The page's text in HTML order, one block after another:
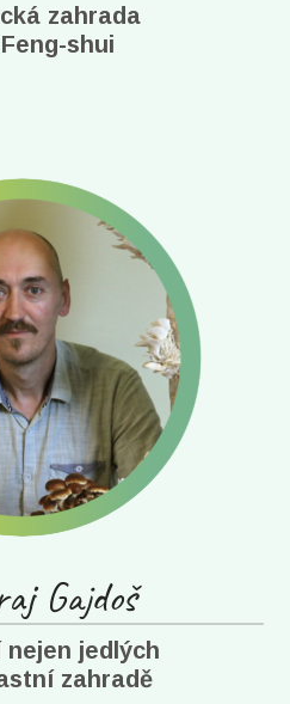
zahrada
shui
Gajdoš
nejen jedlých
zahradě